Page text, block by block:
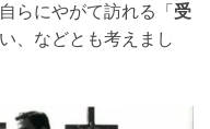
らにやがて訪れる「 受
、などとも考えまし